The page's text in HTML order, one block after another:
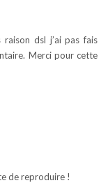
dsl j’ai pas fais
Merci pour cette
de reproduire !